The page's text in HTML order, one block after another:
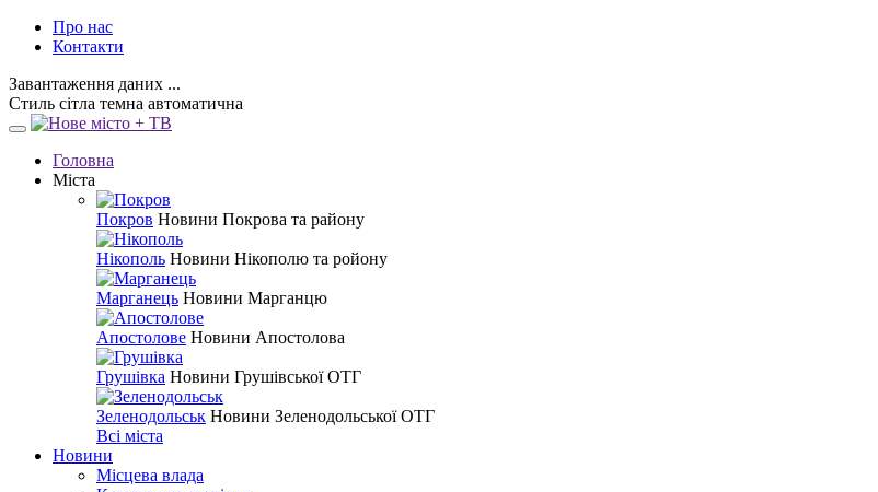
Про нас
Контакти
Завантаження даних ...
Стиль сітла темна автоматична
Головна
Міста
Покров Новини Покрова та району
Нікополь Новини Нікополю та ройону
Марганець Новини Марганцю
Апостолове Новини Апостолова
Грушівка Новини Грушівської ОТГ
Зеленодольськ Новини Зеленодольської ОТГ
Всі міста
Новини
Місцева влада